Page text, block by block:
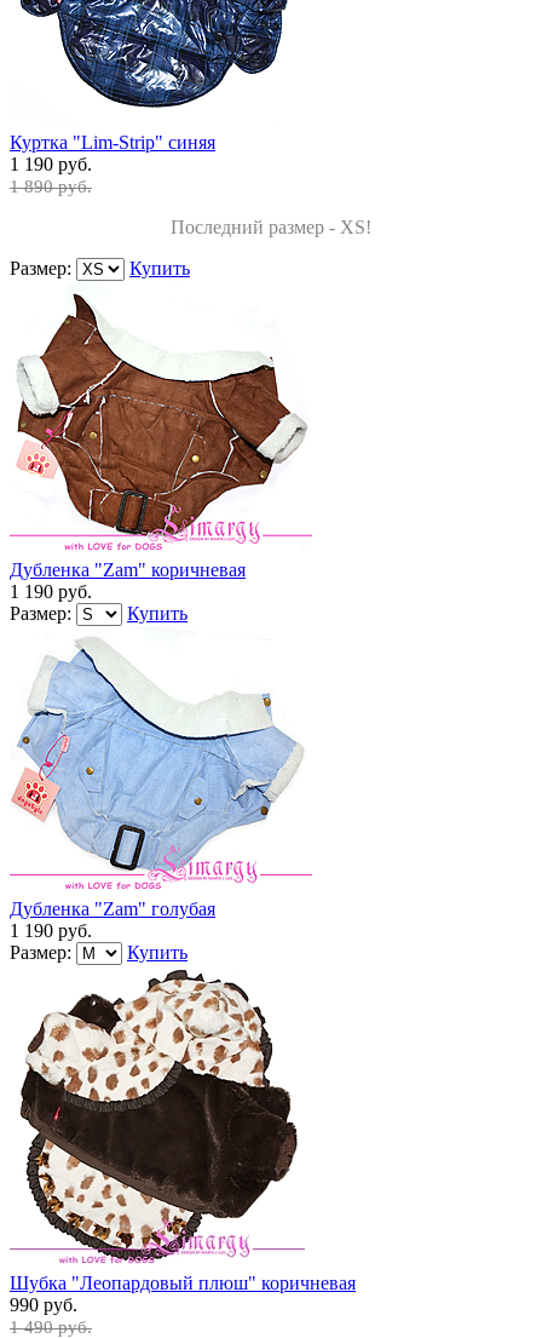
Куртка "Lim-Strip" синяя
1 190 руб.
1 890 руб.
Последний размер - XS!
Размер:
Купить
Дубленка "Zam" коричневая
1 190 руб.
Размер:
Купить
Дубленка "Zam" голубая
1 190 руб.
Размер:
Купить
Шубка "Леопардовый плюш" коричневая
990 руб.
1 490 руб.